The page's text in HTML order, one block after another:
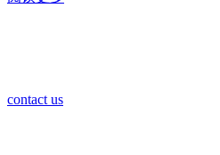
contact us